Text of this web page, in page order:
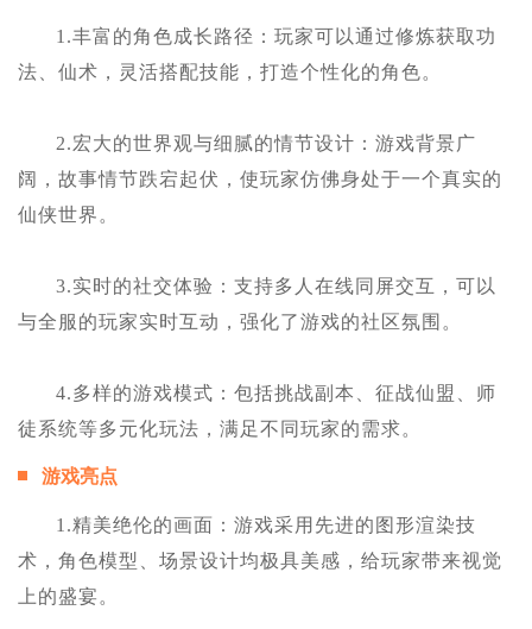
1.丰富的角色成长路径：玩家可以通过修炼获取功
法、仙术，灵活搭配技能，打造个性化的角色。
2.宏大的世界观与细腻的情节设计：游戏背景广
阔，故事情节跌宕起伏，使玩家仿佛身处于一个真实的
仙侠世界。
3.实时的社交体验：支持多人在线同屏交互，可以
与全服的玩家实时互动，强化了游戏的社区氛围。
4.多样的游戏模式：包括挑战副本、征战仙盟、师
徒系统等多元化玩法，满足不同玩家的需求。
游戏亮点
1.精美绝伦的画面：游戏采用先进的图形渲染技
术，角色模型、场景设计均极具美感，给玩家带来视觉
上的盛宴。